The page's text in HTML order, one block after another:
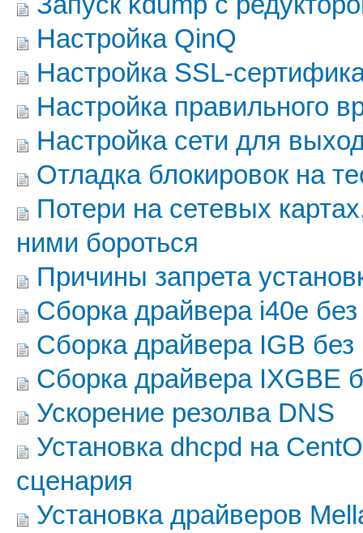
Настройка QinQ
Настройка SSL-
Настройка правильного
Настройка сети для
Отладка блокировок на
Потери на сетевых
ними бороться
Причины запрета
Сборка драйвера i40e
Сборка драйвера IGB без
Сборка драйвера IXGBE
Ускорение резолва DNS
Установка dhcpd на
сценария
Установка драйверов